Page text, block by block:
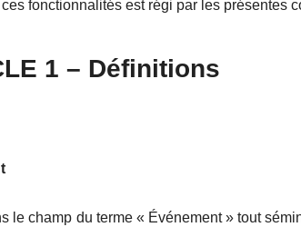
ces fonctionnalités est régi par les présentes
1 – Définitions
le champ du terme « Événement » tout